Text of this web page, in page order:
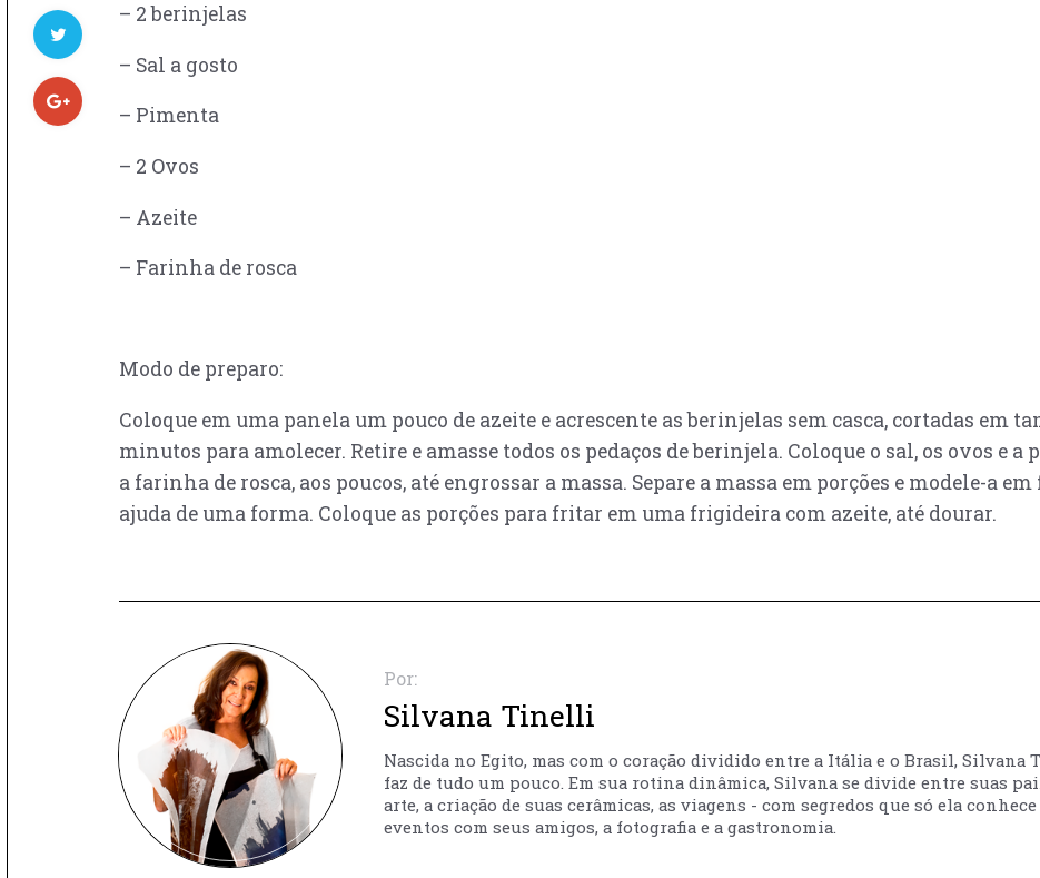
– 2 berinjelas
– Sal a gosto
– Pimenta
– 2 Ovos
– Azeite
– Farinha de rosca
Modo de preparo:
Coloque em uma panela um pouco de azeite e acrescente as berinjelas sem casca, cortadas em
minutos para amolecer. Retire e amasse todos os pedaços de berinjela. Coloque o sal, os ovos e
a farinha de rosca, aos poucos, até engrossar a massa. Separe a massa em porções e modele-a
ajuda de uma forma. Coloque as porções para fritar em uma frigideira com azeite, até dourar.
Por:
Silvana Tinelli
Nascida no Egito, mas com o coração dividido entre a Itália e o Brasil, Silvana
faz de tudo um pouco. Em sua rotina dinâmica, Silvana se divide entre suas
arte, a criação de suas cerâmicas, as viagens - com segredos que só ela conhece
eventos com seus amigos, a fotografia e a gastronomia.